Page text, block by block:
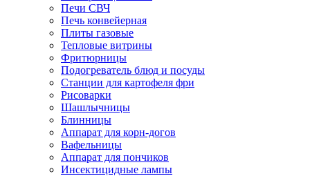
Печи СВЧ
Печь конвейерная
Плиты газовые
Тепловые витрины
Фритюрницы
Подогреватель блюд и посуды
Станции для картофеля фри
Рисоварки
Шашлычницы
Блинницы
Аппарат для корн-догов
Вафельницы
Аппарат для пончиков
Инсектицидные лампы